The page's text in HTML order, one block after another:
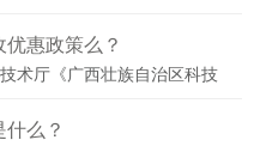
惠政策么？
术厅《广西壮族自治区科技
相应优惠扶持政策。
么？